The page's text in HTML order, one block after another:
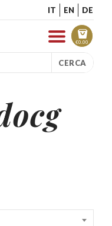
IT EN DE
€0.00
CERCA